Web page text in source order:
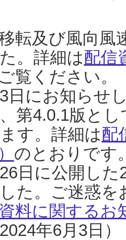
転及び風向風
。詳細は配信
覧ください。
日にお知らせ
第4.0.1版と
す。詳細は配
のとおりです
日に公開し
た。ご迷惑
料に関するお
年6月3日）